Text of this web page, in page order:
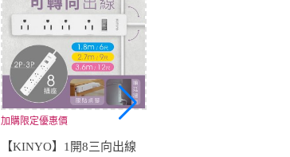
加購限定優惠價
【KINYO】1開8三向出線